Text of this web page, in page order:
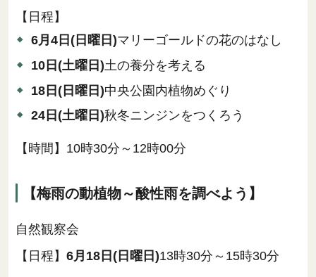
【日程】
6月4日(日曜日)マリーゴールドの花のはなし
10日(土曜日)土の養分を考える
18日(日曜日)中央公園内植物めぐり
24日(土曜日)秋冬ニンジンをつくろう
【時間】10時30分～12時00分
【梅雨の動植物～酸性雨を調べよう】
自然観察会
【日程】 6月18日(日曜日)13時30分～15時30分